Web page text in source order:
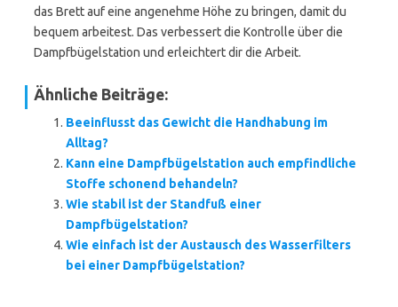
das Brett auf eine angenehme Höhe zu bringen, damit du
bequem arbeitest. Das verbessert die Kontrolle über die
Dampfbügelstation und erleichtert dir die Arbeit.
Ähnliche Beiträge:
Beeinflusst das Gewicht die Handhabung im
Alltag?
Kann eine Dampfbügelstation auch empfindliche
Stoffe schonend behandeln?
Wie stabil ist der Standfuß einer
Dampfbügelstation?
Wie einfach ist der Austausch des Wasserfilters
bei einer Dampfbügelstation?